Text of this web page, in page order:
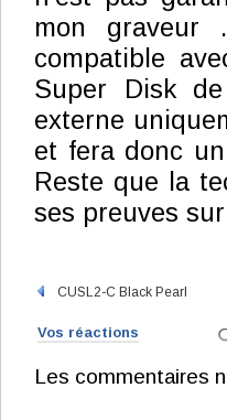
mon graveur
compatible
Super Disk
externe
et fera donc
Reste que la
ses preuves
CUSL2-C Black Pearl
Vos réactions
Les commentaires